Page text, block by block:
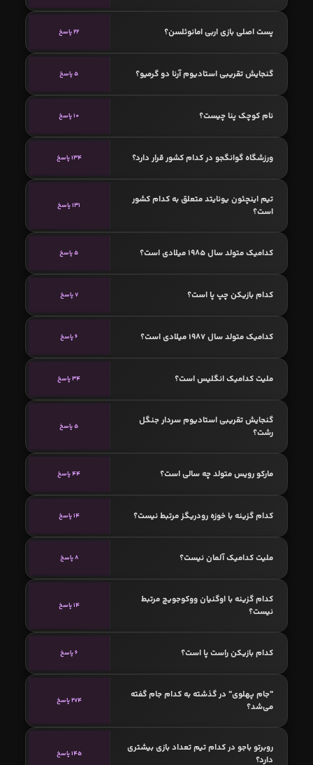
پست اصلی بازی اربی امانوئلسن؟ 22 پاسخ
گنجایش تقریبی استادیوم آرنا دو گرمیو؟ 5 پاسخ
نام کوچک پنا چیست؟ 10 پاسخ
ورزشگاه گوانگجو در کدام کشور قرار دارد؟ 134 پاسخ
تیم اینچئون یونایتد متعلق به کدام کشور
است؟
131 پاسخ
کدامیک متولد سال 1985 میلادی است؟ 5 پاسخ
کدام بازیکن چپ پا است؟ 7 پاسخ
کدامیک متولد سال 1987 میلادی است؟ 6 پاسخ
ملیت کدامیک انگلیس است؟ 34 پاسخ
گنجایش تقریبی استادیوم سردار جنگل
رشت؟
5 پاسخ
مارکو رویس متولد چه سالی است؟ 44 پاسخ
کدام گزینه با خوزه رودریگز مرتبط نیست؟ 14 پاسخ
ملیت کدامیک آلمان نیست؟ 8 پاسخ
کدام گزینه با اوگنیان ووکوجویچ مرتبط
نیست؟
14 پاسخ
کدام بازیکن راست پا است؟ 6 پاسخ
"جام پهلوی" در گذشته به کدام جام گفته
می‌شد؟
274 پاسخ
روبرتو باجو در کدام تیم تعداد بازی بیشتری
دارد؟
145 پاسخ